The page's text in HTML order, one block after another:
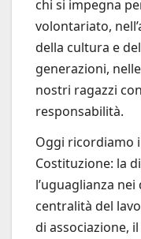
chi si impegna
volontariato,
della cultura e
generazioni,
nostri ragazzi
responsabilità.
Oggi ricordiamo
Costituzione: la
l’uguaglianza
centralità del
di associazione,